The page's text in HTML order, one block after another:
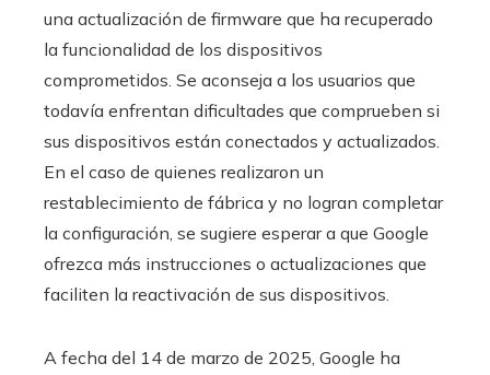
una actualización de firmware que ha recuperado
la funcionalidad de los dispositivos
comprometidos. Se aconseja a los usuarios que
todavía enfrentan dificultades que comprueben si
sus dispositivos están conectados y actualizados.
En el caso de quienes realizaron un
restablecimiento de fábrica y no logran completar
la configuración, se sugiere esperar a que Google
ofrezca más instrucciones o actualizaciones que
faciliten la reactivación de sus dispositivos.
A fecha del 14 de marzo de 2025, Google ha